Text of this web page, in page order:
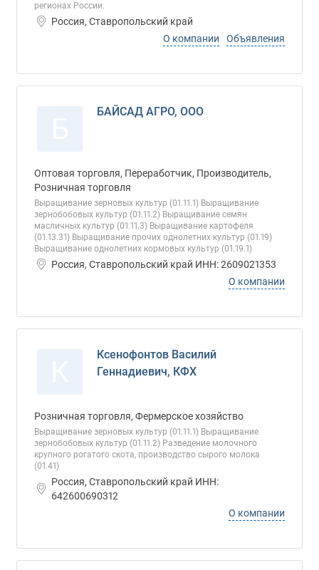
регионах России.
Россия, Ставропольский край
О компании
Объявления
БАЙСАД АГРО, ООО
Оптовая торговля, Переработчик, Производитель,
Розничная торговля
Выращивание зерновых культур (01.11.1) Выращивание
зернобобовых культур (01.11.2) Выращивание семян
масличных культур (01.11.3) Выращивание картофеля
(01.13.31) Выращивание прочих однолетних культур (01.19)
Выращивание однолетних кормовых культур (01.19.1)
Россия, Ставропольский край ИНН: 2609021353
О компании
Ксенофонтов Василий
Геннадиевич, КФХ
Розничная торговля, Фермерское хозяйство
Выращивание зерновых культур (01.11.1) Выращивание
зернобобовых культур (01.11.2) Разведение молочного
крупного рогатого скота, производство сырого молока
(01.41)
Россия, Ставропольский край ИНН:
642600690312
О компании